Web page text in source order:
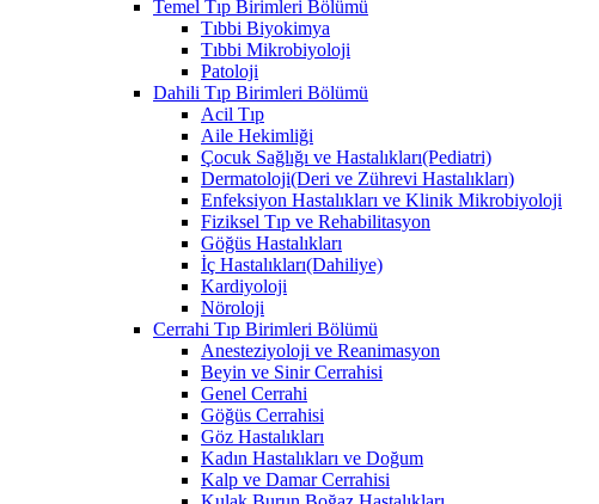
Temel Tıp Birimleri Bölümü
Tıbbi Biyokimya
Tıbbi Mikrobiyoloji
Patoloji
Dahili Tıp Birimleri Bölümü
Acil Tıp
Aile Hekimliği
Çocuk Sağlığı ve Hastalıkları(Pediatri)
Dermatoloji(Deri ve Zührevi Hastalıkları)
Enfeksiyon Hastalıkları ve Klinik Mikrobiyoloji
Fiziksel Tıp ve Rehabilitasyon
Göğüs Hastalıkları
İç Hastalıkları(Dahiliye)
Kardiyoloji
Nöroloji
Cerrahi Tıp Birimleri Bölümü
Anesteziyoloji ve Reanimasyon
Beyin ve Sinir Cerrahisi
Genel Cerrahi
Göğüs Cerrahisi
Göz Hastalıkları
Kadın Hastalıkları ve Doğum
Kalp ve Damar Cerrahisi